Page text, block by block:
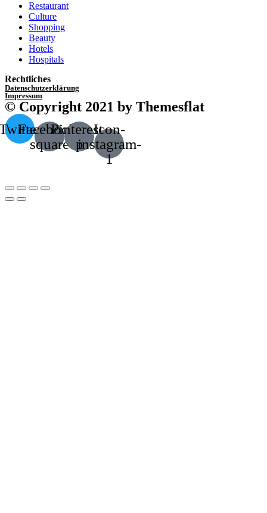
Restaurant
Culture
Shopping
Beauty
Hotels
Hospitals
Rechtliches
Datenschutzerklärung
Impressum
© Copyright 2021 by Themesflat
Facebook-
square
Pinterest-
p
Icon-
instagram-
1